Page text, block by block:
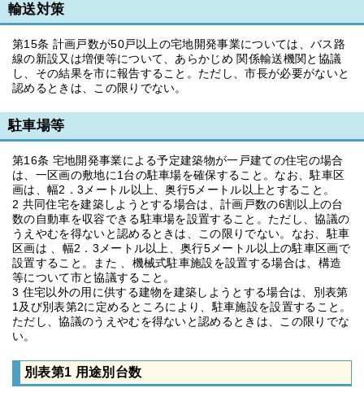
輸送対策
第15条 計画戸数が50戸以上の宅地開発事業については、バス路
線の新設又は増便等について、あらかじめ 関係輸送機関と協議
し、その結果を市に報告すること。ただし、市長が必要がないと
認めるときは、この限りでない。
駐車場等
第16条 宅地開発事業による予定建築物が一戸建ての住宅の場合
は、一区画の敷地に1台の駐車場を確保すること。なお、駐車区
画は、幅2．3メートル以上、奥行5メートル以上とすること。
2 共同住宅を建築しようとする場合は、計画戸数の6割以上の台
数の自動車を収容できる駐車場を設置すること。ただし、協議の
うえやむを得ないと認めるときは、この限りでない。なお、駐車
区画は 、幅2．3メートル以上、奥行5メートル以上の駐車区画で
設置すること。また 、機械式駐車施設を設置する場合は、構造
等について市と協議すること。
3 住宅以外の用に供する建物を建築しようとする場合は、別表第
1及び別表第2に定めるところにより、駐車施設を設置すること。
ただし、協議のうえやむを得ないと認めるときは、この限りでな
い。
別表第1 用途別台数